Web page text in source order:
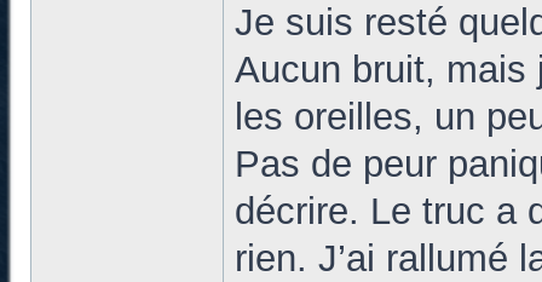
Je suis resté
Aucun bruit, mais
les oreilles, un
Pas de peur
décrire. Le truc a
rien. J’ai rallumé